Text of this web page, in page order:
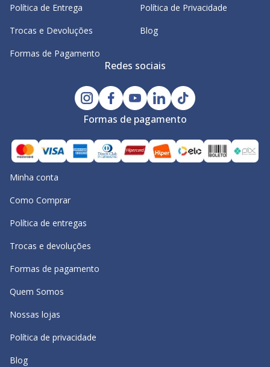
Política de Entrega
Trocas e Devoluções
Formas de Pagamento
Política de Privacidade
Blog
Redes sociais
Formas de pagamento
Minha conta
Como Comprar
Política de entregas
Trocas e devoluções
Formas de pagamento
Quem Somos
Nossas lojas
Política de privacidade
Blog